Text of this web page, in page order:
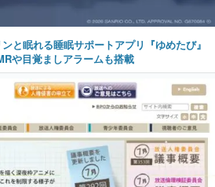
と眠れる睡眠サポートアプリ『ゆめたび』
や目覚ましアラームも搭載